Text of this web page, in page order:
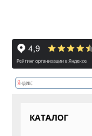
КАТАЛОГ